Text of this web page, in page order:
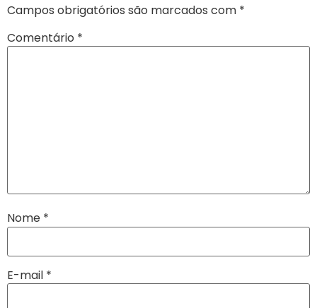
Campos obrigatórios são marcados com *
Comentário *
Nome *
E-mail *